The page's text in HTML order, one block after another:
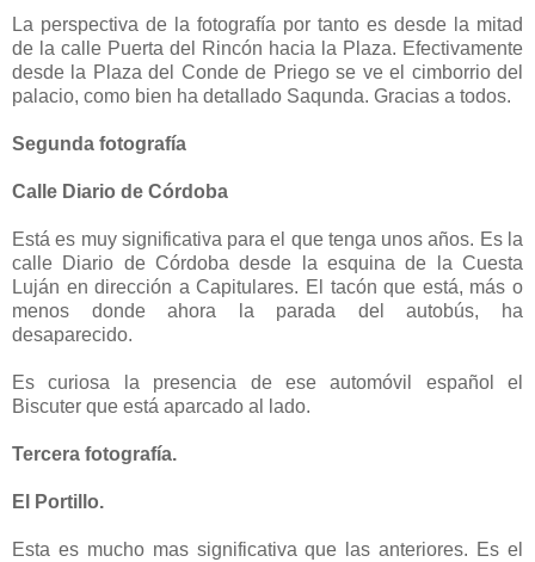
La perspectiva de la fotografía por tanto es desde la mitad
de la calle Puerta del Rincón hacia la Plaza. Efectivamente
desde la Plaza del Conde de Priego se ve el cimborrio del
palacio, como bien ha detallado Saqunda. Gracias a todos.
Segunda fotografía
Calle Diario de Córdoba
Está es muy significativa para el que tenga unos años. Es la
calle Diario de Córdoba desde la esquina de la Cuesta
Luján en dirección a Capitulares. El tacón que está, más o
menos donde ahora la parada del autobús, ha
desaparecido.
Es curiosa la presencia de ese automóvil español el
Biscuter que está aparcado al lado.
Tercera fotografía.
El Portillo.
Esta es mucho mas significativa que las anteriores. Es el